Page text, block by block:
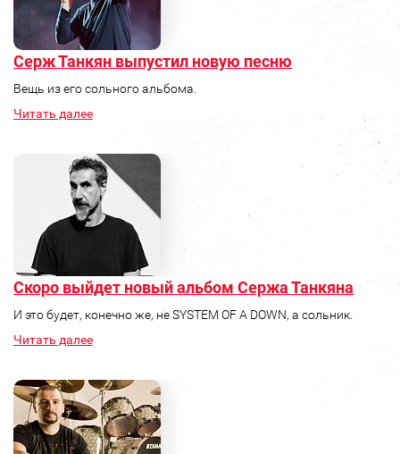
Серж Танкян выпустил новую песню
Вещь из его сольного альбома.
Читать далее
Скоро выйдет новый альбом Сержа Танкяна
И это будет, конечно же, не SYSTEM OF A DOWN, а сольник.
Читать далее